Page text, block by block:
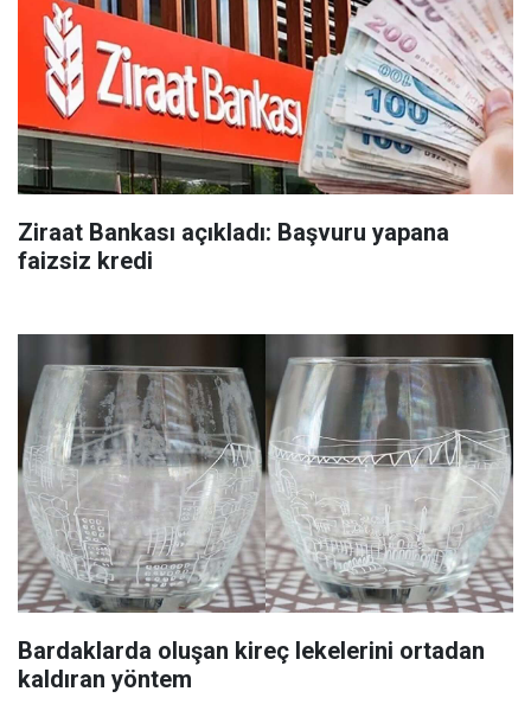
Ziraat Bankası açıkladı: Başvuru yapana
faizsiz kredi
Bardaklarda oluşan kireç lekelerini ortadan
kaldıran yöntem